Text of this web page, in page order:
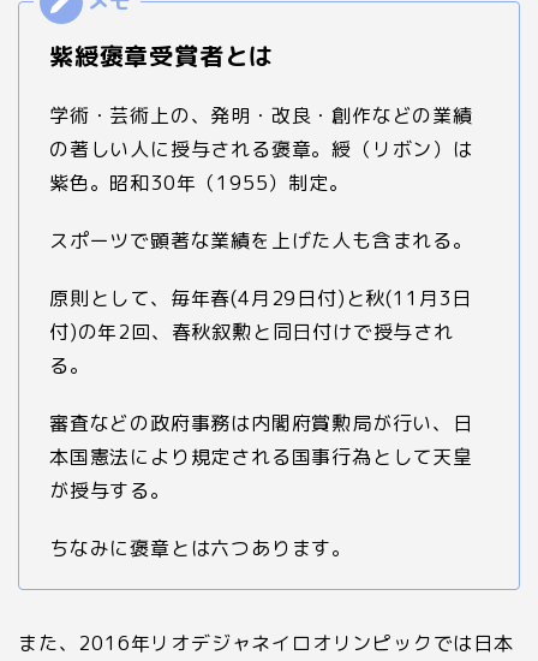
紫綬褒章受賞者とは
学術・芸術上の、発明・改良・創作などの業績
の著しい人に授与される褒章。綬（リボン）は
紫色。昭和30年（1955）制定。
スポーツで顕著な業績を上げた人も含まれる。
原則として、毎年春(4月29日付)と秋(11月3日
付)の年2回、春秋叙勲と同日付けで授与され
る。
審査などの政府事務は内閣府賞勲局が行い、日
本国憲法により規定される国事行為として天皇
が授与する。
ちなみに褒章とは六つあります。
また、2016年リオデジャネイロオリンピックでは日本